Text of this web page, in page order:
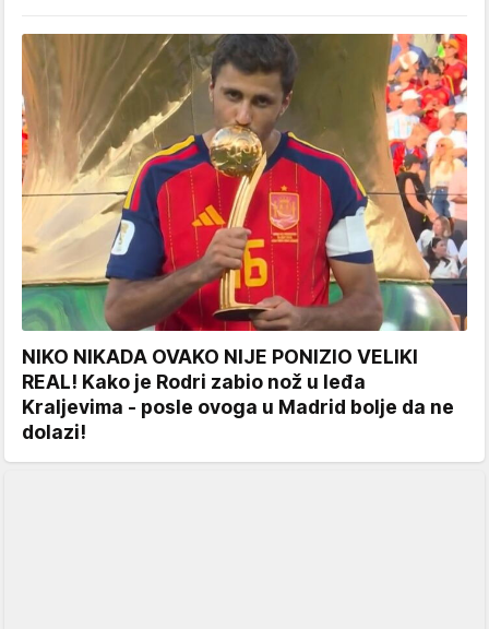
NIKO NIKADA OVAKO NIJE PONIZIO VELIKI
REAL! Kako je Rodri zabio nož u leđa
Kraljevima - posle ovoga u Madrid bolje da ne
dolazi!